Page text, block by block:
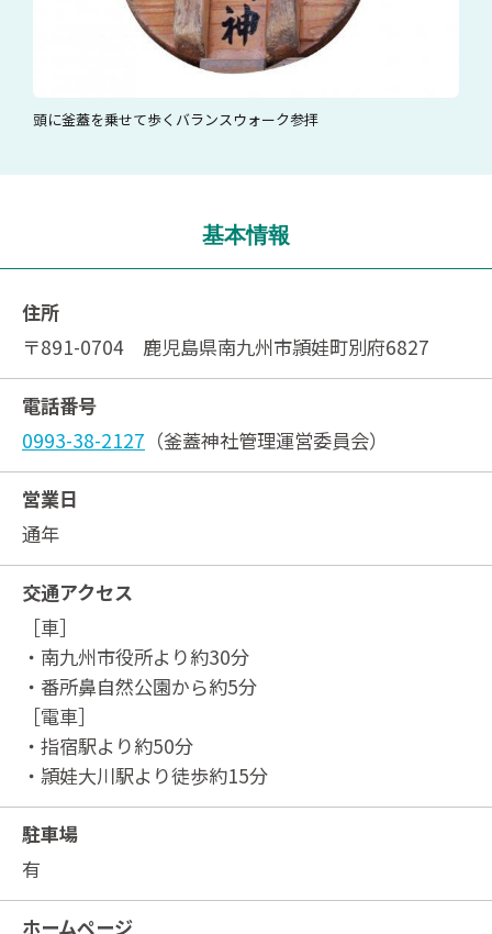
頭に釜蓋を乗せて歩くバランスウォーク参拝
基本情報
住所
〒891-0704 鹿児島県南九州市頴娃町別府6827
電話番号
0993-38-2127 （釜蓋神社管理運営委員会）
営業日
通年
交通アクセス
［車］
・南九州市役所より約30分
・番所鼻自然公園から約5分
［電車］
・指宿駅より約50分
・頴娃大川駅より徒歩約15分
駐車場
有
ホームページ